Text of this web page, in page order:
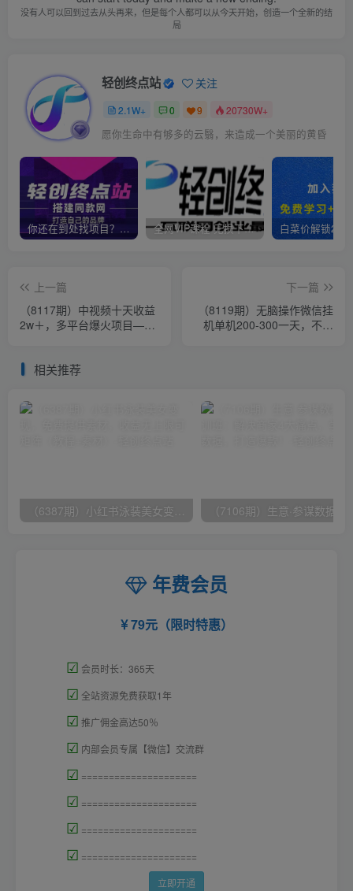
没有人可以回到过去从头再来，但是每个人都可以从今天开始，创造一个全新的结
局
轻创终点站 关注
2.1W+ 0 9 20730W+
愿你生命中有够多的云翳，来造成一个美丽的黄昏
你还在到处找项目？还在当韭菜？我靠卖项目一个月收入5万+，曾经我也是个失败者。 全网VIP课程 无损下载~
上一篇
（8117期）中视频十天收益
2w＋，多平台爆火项目——
下一篇
（8119期）无脑操作微信挂
机单机200-300一天，不死
相关推荐
（6387期）小红书泳装美女变现，免费提供素材，收益无上限可矩阵（教程+素材）
年费会员
79元（限时特惠）
☑ 会员时长：365天
☑ 全站资源免费获取1年
☑ 推广佣金高达50％
☑ 内部会员专属【微信】交流群
☑ =====================
☑ =====================
☑ =====================
☑ =====================
立即开通